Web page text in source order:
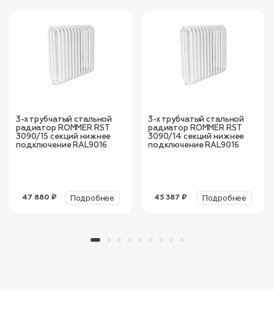
3-х трубчатый стальной
радиатор ROMMER RST
3090/15 секций нижнее
подключение RAL9016
47 880 ₽ Подробнее
3-х трубчатый стальной
радиатор ROMMER RST
3090/14 секций нижнее
подключение RAL9016
45 387 ₽ Подробнее